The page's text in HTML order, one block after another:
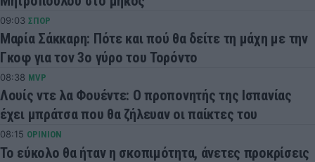
09:03 ΣΠΟΡ
Μαρία Σάκκαρη: Πότε και πού θα δείτε τη μάχη με την
Γκοφ για τον 3ο γύρο του Τορόντο
08:38 MVP
Λουίς ντε λα Φουέντε: Ο προπονητής της Ισπανίας
έχει μπράτσα που θα ζήλευαν οι παίκτες του
08:15 OPINION
Το εύκολο θα ήταν η σκοπιμότητα, άνετες προκρίσεις